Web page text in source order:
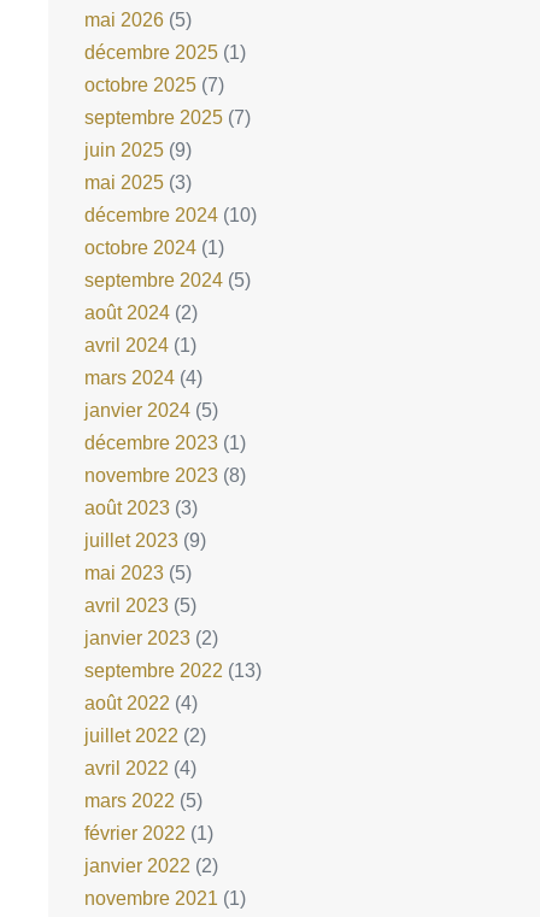
mai 2026 (5)
décembre 2025 (1)
octobre 2025 (7)
septembre 2025 (7)
juin 2025 (9)
mai 2025 (3)
décembre 2024 (10)
octobre 2024 (1)
septembre 2024 (5)
août 2024 (2)
avril 2024 (1)
mars 2024 (4)
janvier 2024 (5)
décembre 2023 (1)
novembre 2023 (8)
août 2023 (3)
juillet 2023 (9)
mai 2023 (5)
avril 2023 (5)
janvier 2023 (2)
septembre 2022 (13)
août 2022 (4)
juillet 2022 (2)
avril 2022 (4)
mars 2022 (5)
février 2022 (1)
janvier 2022 (2)
novembre 2021 (1)